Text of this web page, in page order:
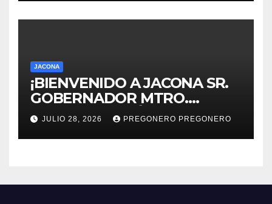
JACONA
¡BIENVENIDO A JACONA SR.
GOBERNADOR MTRO.
ALFREDO RAMÍREZ
BEDOLLA!
JULIO 28, 2026 PREGONERO PREGONERO